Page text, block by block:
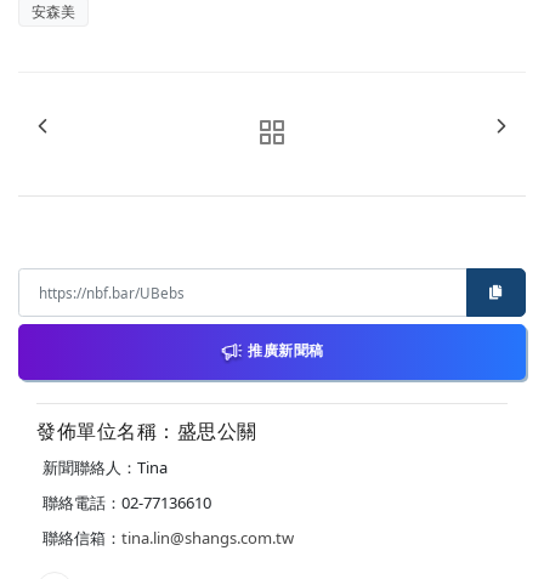
安森美
推廣新聞稿
發佈單位名稱：盛思公關
新聞聯絡人：Tina
聯絡電話：02-77136610
聯絡信箱： tina.lin@shangs.com.tw